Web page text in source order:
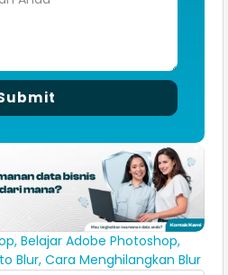
, Belajar Adobe Photoshop,
Blur, Cara Menghilangkan Blur